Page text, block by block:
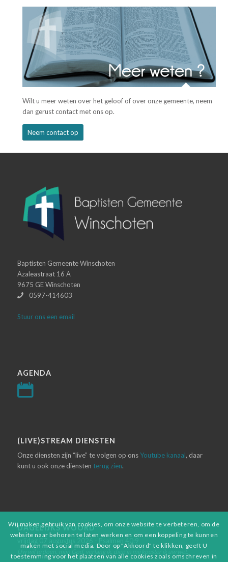
Wilt u meer weten over het geloof of over onze gemeente, neem
dan gerust contact met ons op.
Neem contact op
Baptisten Gemeente Winschoten
Azaleastraat 16 A
9675 GE Winschoten
0597-414603
Stuur ons een email
AGENDA
(LIVE)STREAM DIENSTEN
Onze diensten zijn “live” te volgen op onsYoutube kanaal, daar
kunt u ook onze diensten terug zien.
DAGELIJKS WOORD
Wij maken gebruik van cookies, om onze website te verbeteren, om de
website naar behoren te laten werken en om een koppeling te kunnen
maken met social media. Door op "Akkoord" te klikken, geeft U
toestemming voor het plaatsen van alle cookies zoals omschreven in